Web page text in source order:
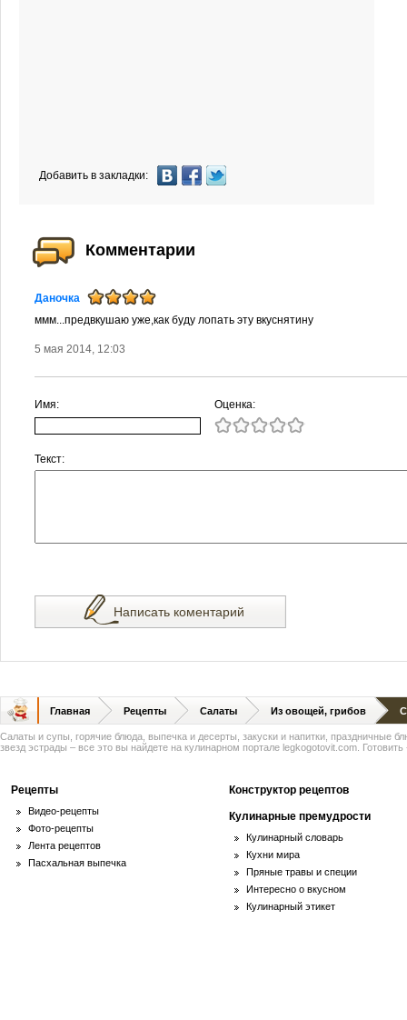
Добавить в закладки:
Комментарии
Даночка
ммм...предвкушаю уже,как буду лопать эту вкуснятину
5 мая 2014, 12:03
Имя: Оценка:
Текст:
Написать коментарий
Главная Рецепты Салаты Из овощей, грибов
Салаты и супы, горячие блюда, выпечка и десерты, закуски и напитки, праздничные
звезд эстрады – все это вы найдете на кулинарном портале legkogotovit.com. Готовить
Рецепты
Видео-рецепты
Фото-рецепты
Лента рецептов
Пасхальная выпечка
Конструктор рецептов
Кулинарные премудрости
Кулинарный словарь
Кухни мира
Пряные травы и специи
Интересно о вкусном
Кулинарный этикет